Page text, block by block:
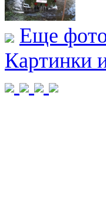
Еще
Картинки